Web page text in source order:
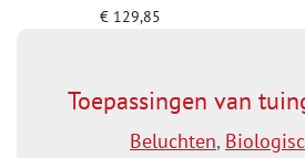
€129,85
Toepassingen van
Beluchten,